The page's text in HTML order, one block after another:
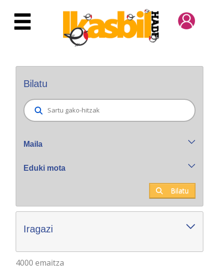
Eduki nagusira joan
Bilatu
Maila
Eduki mota
Bilatu
Iragazi
4000 emaitza